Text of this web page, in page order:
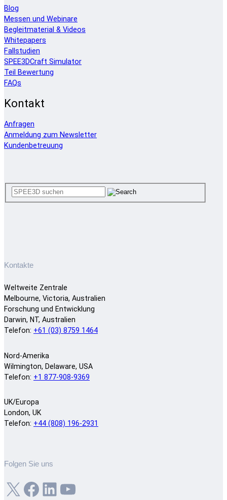
Blog
Messen und Webinare
Begleitmaterial & Videos
Whitepapers
Fallstudien
SPEE3DCraft Simulator
Teil Bewertung
FAQs
Kontakt
Anfragen
Anmeldung zum Newsletter
Kundenbetreuung
Kontakte
Weltweite Zentrale
Melbourne, Victoria, Australien
Forschung und Entwicklung
Darwin, NT, Australien
Telefon: +61 (03) 8759 1464
Nord-Amerika
Wilmington, Delaware, USA
Telefon: +1 877-908-9369
UK/Europa
London, UK
Telefon: +44 (808) 196-2931
Folgen Sie uns
X Facebook LinkedIn YouTube